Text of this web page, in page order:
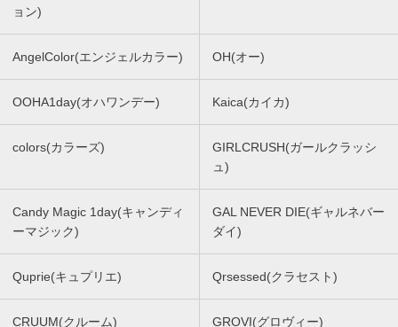
ョン)
AngelColor(エンジェルカラー) OH(オー)
OOHA1day(オハワンデー) Kaica(カイカ)
colors(カラーズ)
GIRLCRUSH(ガールクラッシ
ュ)
Candy Magic 1day(キャンディ
ーマジック)
GAL NEVER DIE(ギャルネバー
ダイ)
Quprie(キュプリエ) Qrsessed(クラセスト)
CRUUM(クルーム) GROVI(グロヴィー)